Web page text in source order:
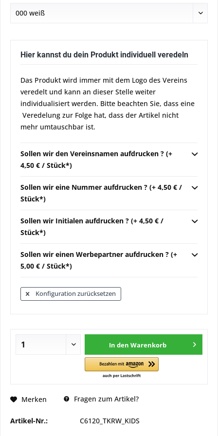
Hier kannst du dein Produkt individuell veredeln
Das Produkt wird immer mit dem Logo des Vereins
veredelt und kann an dieser Stelle weiter
individualisiert werden. Bitte beachten Sie, dass eine
Veredelung zur Folge hat, dass der Artikel nicht
mehr umtauschbar ist.
Sollen wir den Vereinsnamen aufdrucken ? (+
4,50 € / Stück*)
Sollen wir eine Nummer aufdrucken ? (+ 4,50 € /
Stück*)
Sollen wir Initialen aufdrucken ? (+ 4,50 € /
Stück*)
Sollen wir einen Werbepartner aufdrucken ? (+
5,00 € / Stück*)
Konfiguration zurücksetzen
In den Warenkorb
Merken Fragen zum Artikel?
Artikel-Nr.: C6120_TKRW_KIDS